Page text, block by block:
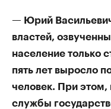
— Юрий
властей,
население только
пять лет выросло
человек. При
службы